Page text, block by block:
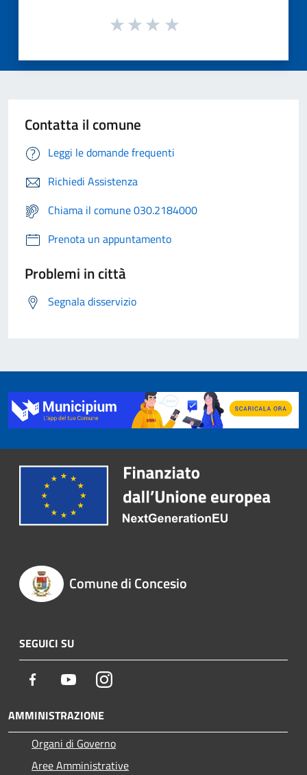
Contatta il comune
Leggi le domande frequenti
Richiedi Assistenza
Chiama il comune 030.2184000
Prenota un appuntamento
Problemi in città
Segnala disservizio
Comune di Concesio
SEGUICI SU
Facebook YoutubeInstagram
AMMINISTRAZIONE
Organi di Governo
Aree Amministrative